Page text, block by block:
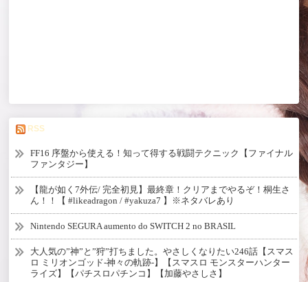
RSS
FF16 序盤から使える！知って得する戦闘テクニック【ファイナル
ファンタジー】
【龍が如く7外伝/ 完全初見】最終章！クリアまでやるぞ！桐生さ
ん！！【 #likeadragon / #yakuza7 】※ネタバレあり
Nintendo SEGURA aumento do SWITCH 2 no BRASIL
大人気の”神”と”狩”打ちました。やさしくなりたい246話【スマス
ロ ミリオンゴッド-神々の軌跡-】【スマスロ モンスターハンター
ライズ】【パチスロパチンコ】【加藤やさしさ】